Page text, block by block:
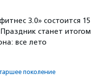
3.0» состоится 15
Праздник станет итогом
все лето
поколение